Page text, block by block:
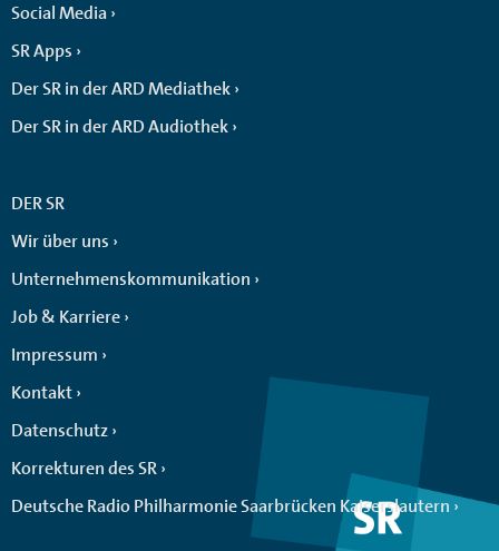
Social Media
SR Apps
Der SR in der ARD Mediathek
Der SR in der ARD Audiothek
DER SR
Wir über uns
Unternehmenskommunikation
Job & Karriere
Impressum
Kontakt
Datenschutz
Korrekturen des SR
Deutsche Radio Philharmonie Saarbrücken Kaiserslautern